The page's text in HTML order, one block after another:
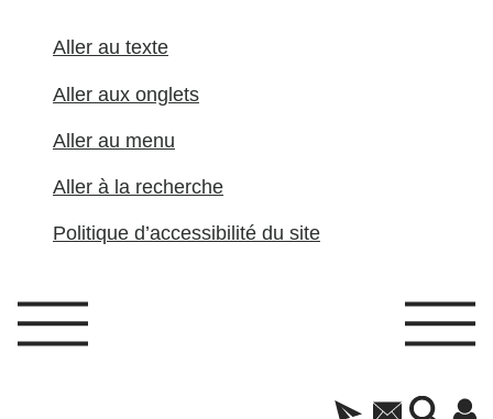
Aller au texte
Aller aux onglets
Aller au menu
Aller à la recherche
Politique d’accessibilité du site